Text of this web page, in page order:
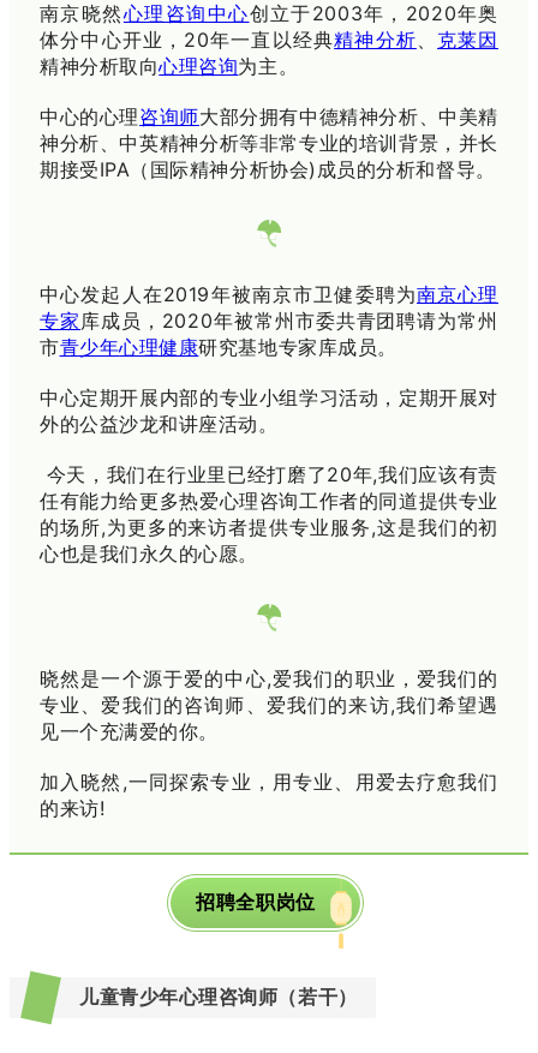
南京晓然心理咨询中心创立于2003年，2020年奥
体分中心开业，20年一直以经典精神分析、 克莱因
精神分析取向心理咨询为主。
中心的心理咨询师大部分拥有中德精神分析、中美精
神分析、中英精神分析等非常专业的培训背景，并长
期接受IPA（国际精神分析协会)成员的分析和督导。
中心发起人在2019年被南京市卫健委聘为南京心理
专家 库成员，2020年被常州市委共青团聘请为常州
市青少年心理健康研究基地专家库成员。
中心定期开展内部的专业小组学习活动，定期开展对
外的公益沙龙和讲座活动。
今天，我们在行业里已经打磨了20年,我们应该有责
任有能力给更多热爱心理咨询工作者的同道提供专业
的场所,为更多的来访者提供专业服务,这是我们的初
心也是我们永久的心愿。
晓然是一个源于爱的中心,爱我们的职业，爱我们的
专业、爱我们的咨询师、爱我们的来访,我们希望遇
见一个充满爱的你。
加入晓然,一同探索专业，用专业、用爱去疗愈我们
的来访!
招聘全职岗位
儿童青少年心理咨询师（若干）